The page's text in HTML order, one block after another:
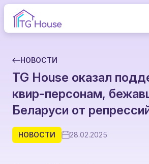
НОВОСТИ
TG House оказал
квир-персонам,
Беларуси от
НОВОСТИ 28.02.2025